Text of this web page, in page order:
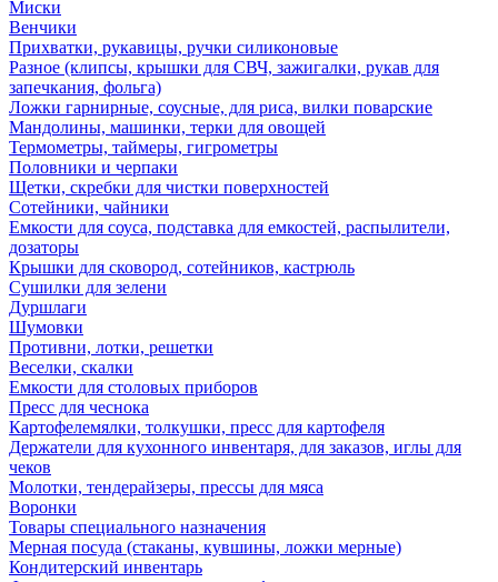
Миски
Венчики
Прихватки, рукавицы, ручки силиконовые
Разное (клипсы, крышки для СВЧ, зажигалки, рукав для
запечкания, фольга)
Ложки гарнирные, соусные, для риса, вилки поварские
Мандолины, машинки, терки для овощей
Термометры, таймеры, гигрометры
Половники и черпаки
Щетки, скребки для чистки поверхностей
Сотейники, чайники
Емкости для соуса, подставка для емкостей, распылители,
дозаторы
Крышки для сковород, сотейников, кастрюль
Сушилки для зелени
Дуршлаги
Шумовки
Противни, лотки, решетки
Веселки, скалки
Емкости для столовых приборов
Пресс для чеснока
Картофелемялки, толкушки, пресс для картофеля
Держатели для кухонного инвентаря, для заказов, иглы для
чеков
Молотки, тендерайзеры, прессы для мяса
Воронки
Товары специального назначения
Мерная посуда (стаканы, кувшины, ложки мерные)
Кондитерский инвентарь